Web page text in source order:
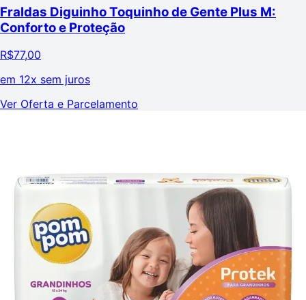
Fraldas Diguinho Toquinho de Gente Plus M:
Conforto e Proteção
R$77,00
em 12x sem juros
Ver Oferta e Parcelamento